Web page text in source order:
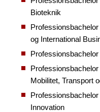
Bioteknik
og International
Mobilitet, Transport
Innovation